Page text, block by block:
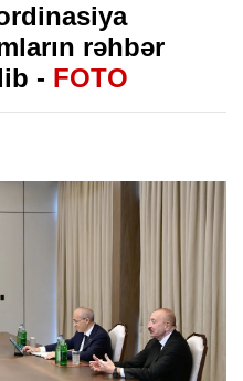
rəhbər
- FOTO